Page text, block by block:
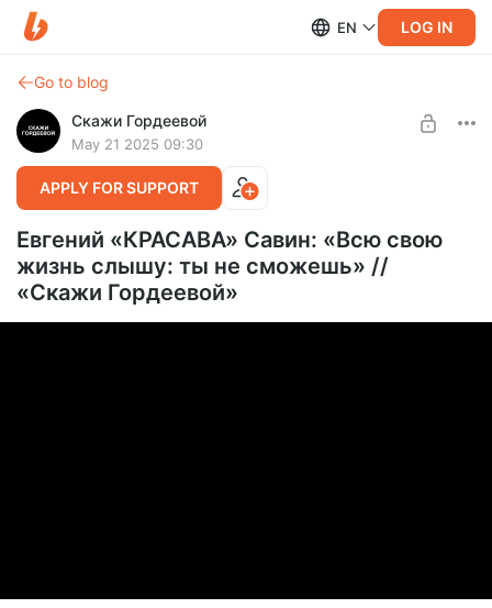
EN LOG IN
Go to blog
Скажи Гордеевой
May 21 2025 09:30
APPLY FOR SUPPORT
Евгений «КРАСАВА» Савин: «Всю свою
жизнь слышу: ты не сможешь» //
«Скажи Гордеевой»